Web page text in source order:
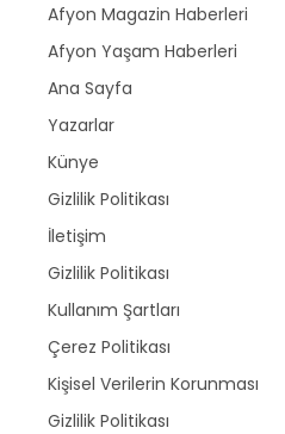
Afyon Magazin Haberleri
Afyon Yaşam Haberleri
Ana Sayfa
Yazarlar
Künye
Gizlilik Politikası
İletişim
Gizlilik Politikası
Kullanım Şartları
Çerez Politikası
Kişisel Verilerin Korunması
Gizlilik Politikası